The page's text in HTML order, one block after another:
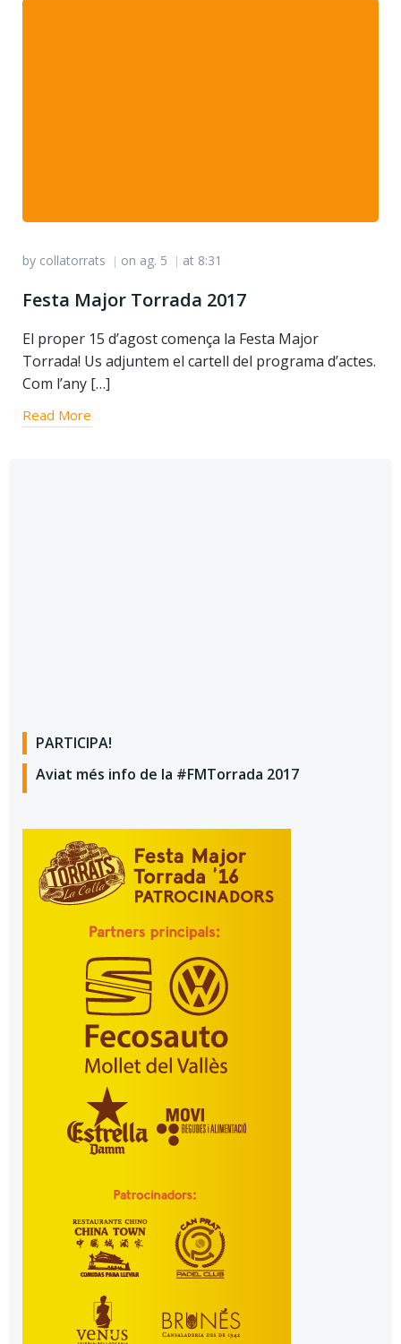
by collatorrats | on ag. 5 | at 8:31
Festa Major Torrada 2017
El proper 15 d’agost comença la Festa Major
Torrada! Us adjuntem el cartell del programa d’actes.
Com l’any […]
Read More
PARTICIPA!
Aviat més info de la #FMTorrada 2017